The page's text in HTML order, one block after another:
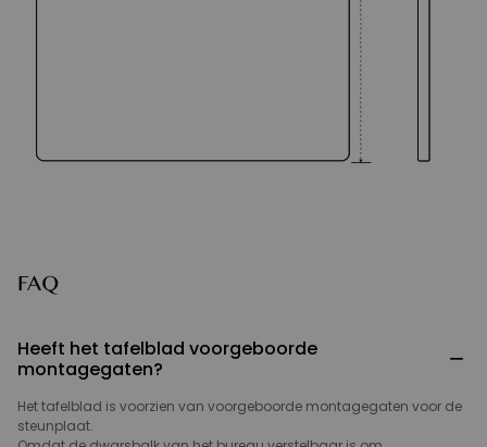
FAQ
Heeft het tafelblad voorgeboorde
montagegaten?
−
Het tafelblad is voorzien van voorgeboorde montagegaten voor de
steunplaat.